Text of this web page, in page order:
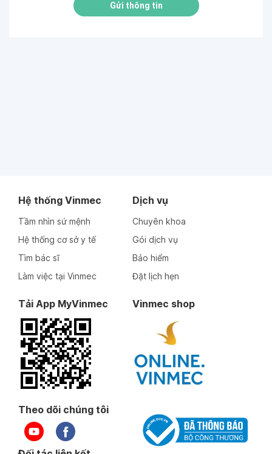
Gửi thông tin
Hệ thống Vinmec
Tầm nhìn sứ mệnh
Hệ thống cơ sở y tế
Tìm bác sĩ
Làm việc tại Vinmec
Dịch vụ
Chuyên khoa
Gói dịch vụ
Bảo hiểm
Đặt lịch hẹn
Tải App MyVinmec Vinmec shop
Theo dõi chúng tôi